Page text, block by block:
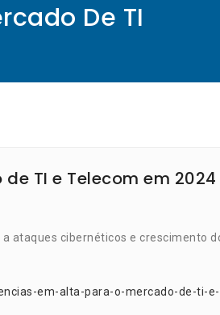
De TI
TI e Telecom em 2024
ataques cibernéticos e crescimento
em-alta-para-o-mercado-de-ti-